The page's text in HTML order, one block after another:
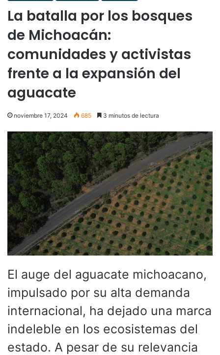
La batalla por los bosques
de Michoacán:
comunidades y activistas
frente a la expansión del
aguacate
noviembre 17, 2024 685 3 minutos de lectura
El auge del aguacate michoacano,
impulsado por su alta demanda
internacional, ha dejado una marca
indeleble en los ecosistemas del
estado. A pesar de su relevancia